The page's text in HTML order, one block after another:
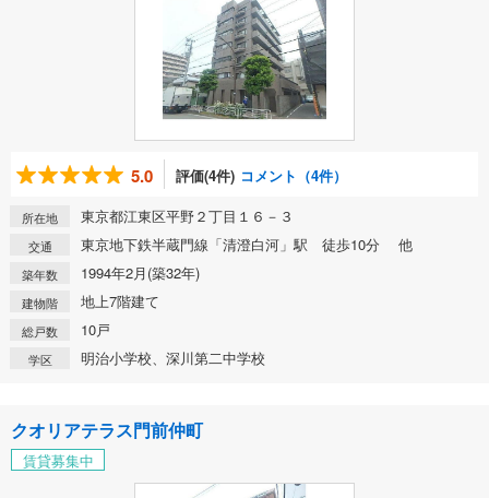
5.0 評価(4件) コメント（4件）
所在地 東京都江東区平野２丁目１６－３
交通 東京地下鉄半蔵門線「清澄白河」駅 徒歩10分 他
築年数 1994年2月(築32年)
建物階 地上7階建て
総戸数 10戸
学区 明治小学校、深川第二中学校
クオリアテラス門前仲町
賃貸募集中